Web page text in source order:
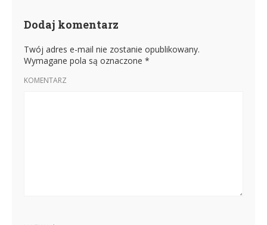
Dodaj komentarz
Twój adres e-mail nie zostanie opublikowany.
Wymagane pola są oznaczone *
KOMENTARZ